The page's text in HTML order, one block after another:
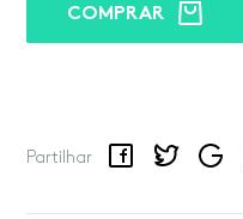
COMPRAR
Partilhar
FacebookTwitterGoogle